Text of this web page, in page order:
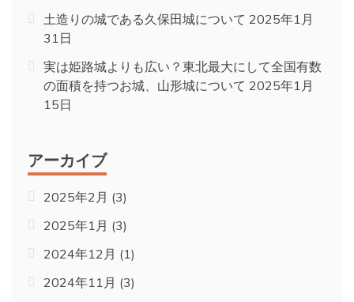
土造りの城である久保田城について 2025年1月
31日
実は姫路城よりも広い？東北最大にして全国有数
の面積を持つお城、山形城について 2025年1月
15日
アーカイブ
2025年2月 (3)
2025年1月 (3)
2024年12月 (1)
2024年11月 (3)